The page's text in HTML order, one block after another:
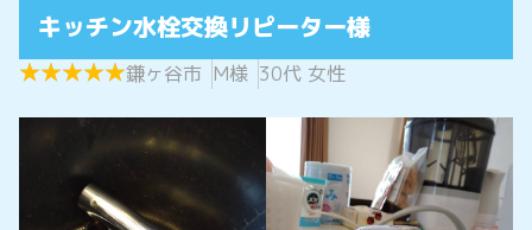
キッチン水栓交換リピーター様
★★★★★
★★★★★鎌ヶ谷市 M様 30代 女性